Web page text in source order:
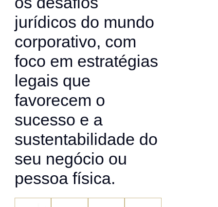
jurídicos do mundo
corporativo, com
foco em estratégias
legais que
favorecem o
sucesso e a
sustentabilidade do
seu negócio ou
pessoa física.